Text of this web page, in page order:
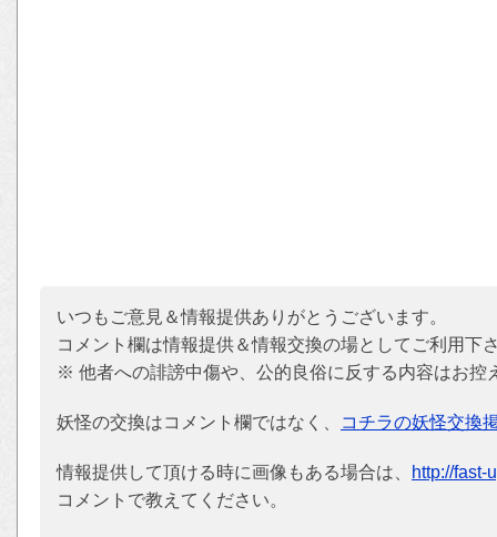
いつもご意見＆情報提供ありがとうございます。
コメント欄は情報提供＆情報交換の場としてご利用下
※ 他者への誹謗中傷や、公的良俗に反する内容はお控
妖怪の交換はコメント欄ではなく、 コチラの妖怪交換
情報提供して頂ける時に画像もある場合は、
http://fast-
コメントで教えてください。